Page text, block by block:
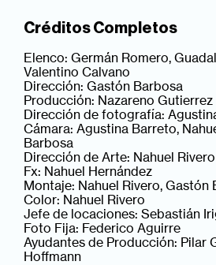
Créditos Completos
Elenco: Germán Romero,
Valentino Calvano
Dirección: Gastón Barbosa
Producción: Nazareno Gutierrez
Dirección de fotografía:
Cámara: Agustina Barreto,
Barbosa
Dirección de Arte: Nahuel Rivero
Fx: Nahuel Hernández
Montaje: Nahuel Rivero, Gastón
Color: Nahuel Rivero
Jefe de locaciones: Sebastián
Foto Fija: Federico Aguirre
Ayudantes de Producción: Pilar
Hoffmann